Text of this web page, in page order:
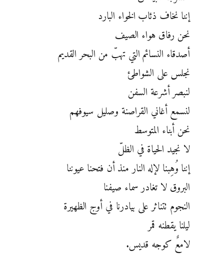
إننا نخاف ذئاب الخواء البارد
نحن رفاق هواء الصيف
أصدقاء النسائم التي تهبّ من البحر القديم
نجلس على الشواطئ
لنبصر أشرعة السفن
لنسمع أغاني القراصنة وصليل سيوفهم
نحن أبناء المتوسط
لا نجيد الحياة في الظلّ
إننا وُهِبنا لإله النار منذ أن فتحنا عيوننا
البروق لا تغادر سماء صيفنا
النجوم تتناثر على بيادرنا في أوج الظهيرة
ليلنا يقطنه قمر
لامعٌ كوجه قديس.